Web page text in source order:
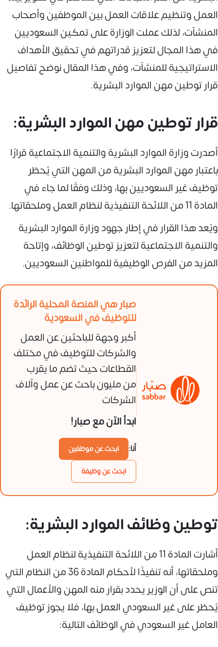
العمل وتنظيم علاقات العمل بين الموظفين وأصحاب
المنشآت، لذلك عملت الوزارة على تمكين السعوديين
في هذا المجال لتعزيز قدراتهم في تحقيق الأهداف
الاستراتيجية للمنشآت، وفي هذا المقال نوضح تفاصيل
قرار توطين مهن الموارد البشرية.
قرار توطين مهن الموارد البشرية:
أصدرت وزارة الموارد البشرية والتنمية الاجتماعية قرارًا
باعتبار مهن الموارد البشرية من المهن التي يُحظر
توظيف غير السعوديين بها، وذلك وفقًا لما جاء في
المادة 11 من اللائحة التنفيذية لنظام العمل وملحقاتها.
ويُعد هذا القرار في إطار جهود وزارة الموارد البشرية
والتنمية الاجتماعية لتعزيز توطين الوظائف، وإتاحة
المزيد من الفرص الوظيفية للمواطنين السعوديين.
صبار هي المنصة المحلية الرائدة
للتوظيف في السعودية
أكبر وجهة للباحثين عن العمل
والشركات للتوظيف في مختلف
القطاعات حيث تضم ما يقرب
من مليون باحث عن عمل وآلاف
الشركات
ابدأ الآن مع صبار!
أنا:
ابحث عن موظفين
ابحث عن وظيفة
توطين وظائف الموارد البشرية:
أشارت المادة 11 من اللائحة التنفيذية لنظام العمل
وملحقاتها، أنه تنفيذًا لأحكام المادة 36 من النظام التي
تنص على أن الوزير يحدد بقرار منه المهن والأعمال التي
يُحظر على غير السعودي العمل بها، فلا يجوز توظيف
العامل غير السعودي في الوظائف التالية: